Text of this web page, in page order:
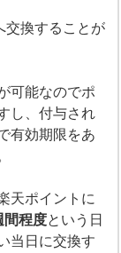
交換することが
可能なのでポ
し、付与され
有効期限をあ
天ポイントに
間程度という日
当日に交換す